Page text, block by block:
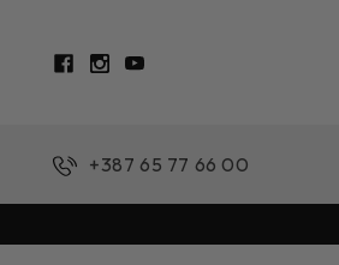
+387 65 77 66 00